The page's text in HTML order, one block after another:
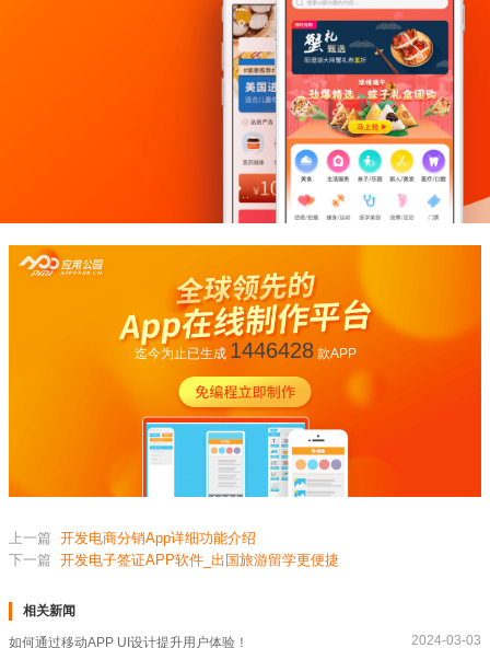
迄今为止已生成 1446428款APP
上一篇 开发电商分销App详细功能介绍
下一篇 开发电子签证APP软件_出国旅游留学更便捷
相关新闻
如何通过移动APP UI设计提升用户体验！ 2024-03-03